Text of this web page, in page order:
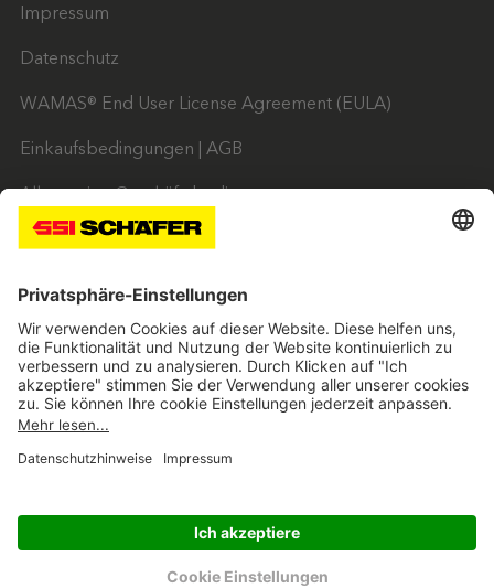
Impressum
Datenschutz
WAMAS® End User License Agreement (EULA)
Einkaufsbedingungen | AGB
Allgemeine Geschäftsbedingungen
Weasel Lite Designer - End-User License Agreement
SSI twitterSSI facebookSSI youtubeSSI linkedinSSI xing
Navigate to home page